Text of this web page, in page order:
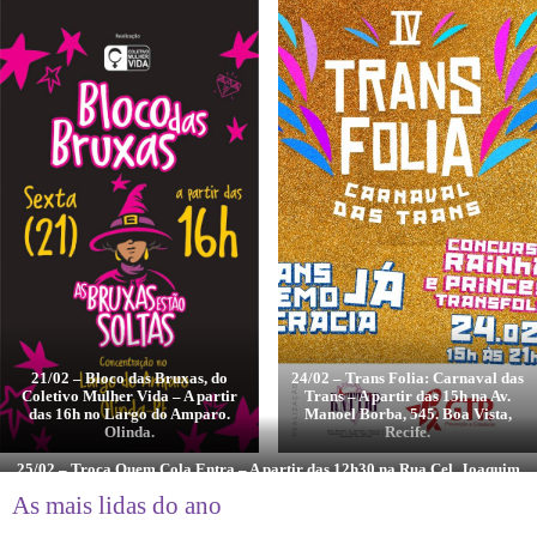
21/02 – Bloco das Bruxas, do
Coletivo Mulher Vida – A partir
das 16h no Largo do Amparo.
Olinda.
24/02 – Trans Folia: Carnaval das
Trans – A partir das 15h na Av.
Manoel Borba, 545. Boa Vista,
Recife.
25/02 – Troça Quem Cola Entra – A partir das 12h30 na Rua Cel. Joaquim
As mais lidas do ano